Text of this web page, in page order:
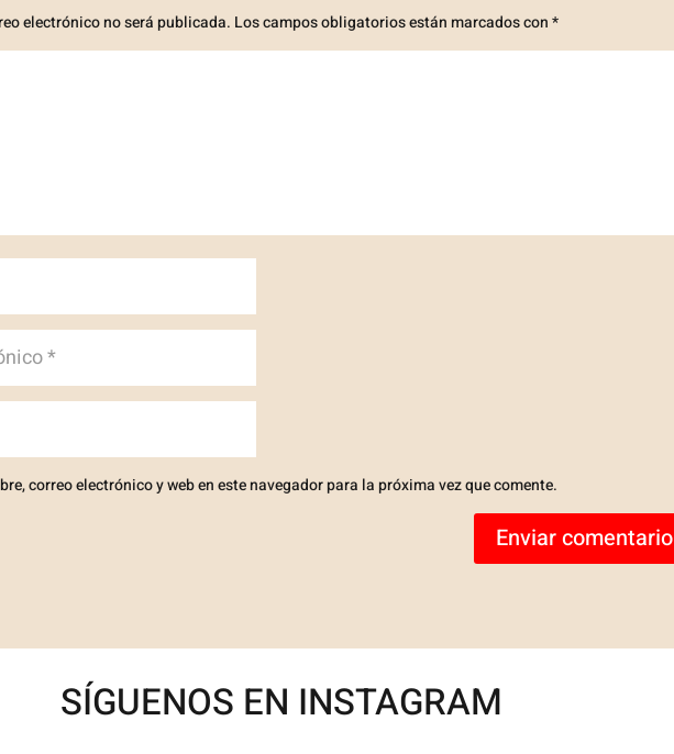
electrónico no será publicada. Los campos obligatorios están marcados con*
correo electrónico y web en este navegador para la próxima vez que comente.
Enviar comentario
SÍGUENOS EN INSTAGRAM